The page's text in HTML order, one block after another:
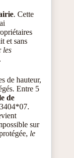
. Cette
et sans
les
.
de hauteur,
Entre 5
de
sur
le